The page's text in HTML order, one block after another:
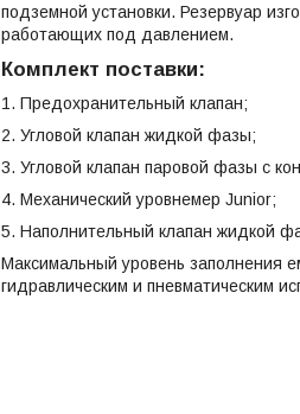
подземной установки. Резервуар
работающих под давлением.
Комплект поставки:
1. Предохранительный клапан;
2. Угловой клапан жидкой фазы;
3. Угловой клапан паровой фазы с
4. Механический уровнемер Junior;
5. Наполнительный клапан жидкой
Максимальный уровень заполнения
гидравлическим и пневматическим